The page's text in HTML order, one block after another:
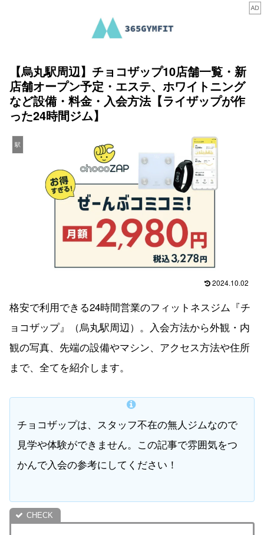
【烏丸駅周辺】チョコザップ10店舗一覧・新
店舗オープン予定・エステ、ホワイトニング
など設備・料金・入会方法【ライザップが作
った24時間ジム】
駅
2024.10.02
格安で利用できる24時間営業のフィットネスジム『チ
ョコザップ』（烏丸駅周辺）。入会方法から外観・内
観の写真、先端の設備やマシン、アクセス方法や住所
まで、全てを紹介します。
チョコザップは、スタッフ不在の無人ジムなので
見学や体験ができません。この記事で雰囲気をつ
かんで入会の参考にしてください！